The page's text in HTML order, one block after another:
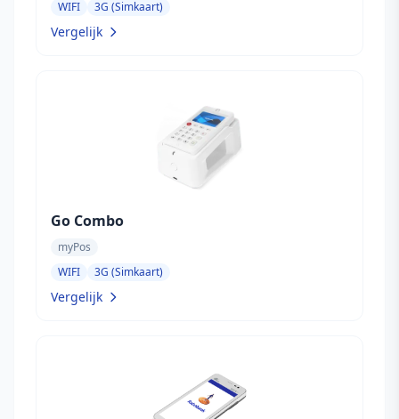
WIFI 3G (Simkaart)
Vergelijk
Go Combo
myPos
WIFI
3G (Simkaart)
Vergelijk